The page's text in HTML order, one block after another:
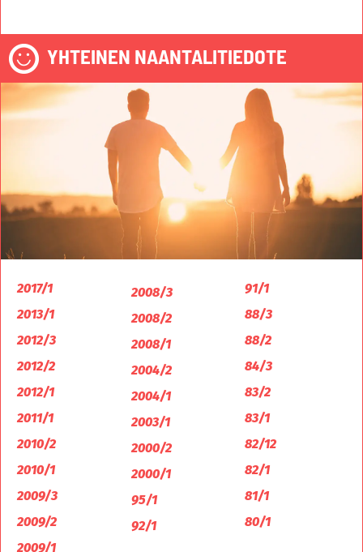
YHTEINEN NAANTALITIEDOTE
2017/1
2013/1
2012/3
2012/2
2012/1
2011/1
2010/2
2010/1
2009/3
2009/2
2009/1
2008/3
2008/2
2008/1
2004/2
2004/1
2003/1
2000/2
2000/1
95/1
92/1
91/1
88/3
88/2
84/3
83/2
83/1
82/12
82/1
81/1
80/1